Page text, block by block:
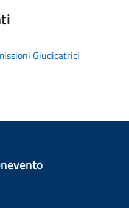
Giudicatrici